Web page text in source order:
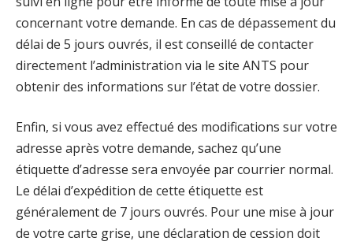
concernant votre demande. En cas de dépassement du
délai de 5 jours ouvrés, il est conseillé de contacter
directement l’administration via le site ANTS pour
obtenir des informations sur l’état de votre dossier.
Enfin, si vous avez effectué des modifications sur votre
adresse après votre demande, sachez qu’une
étiquette d’adresse sera envoyée par courrier normal.
Le délai d’expédition de cette étiquette est
généralement de 7 jours ouvrés. Pour une mise à jour
de votre carte grise, une déclaration de cession doit